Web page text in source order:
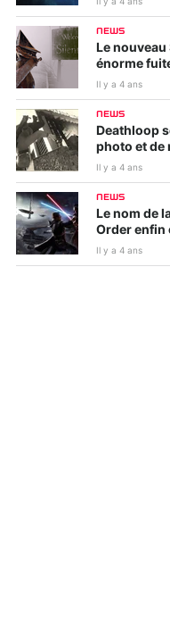
NEWS
Le
énorme
Il y a 4 ans
NEWS
Deathloop
photo et de
Il y a 4 ans
NEWS
Le nom de
Order enfin
Il y a 4 ans